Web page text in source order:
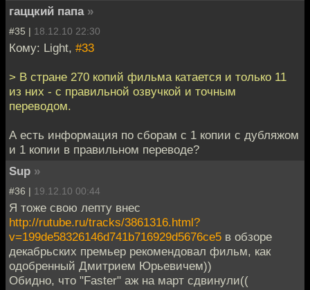
гаццкий папа »
#35 | 18.12.10 22:30
Кому: Light, #33
> В стране 270 копий фильма катается и только 11
из них - с правильной озвучкой и точным
переводом.
А есть информация по сборам с 1 копии с дубляжом
и 1 копии в правильном переводе?
Sup »
#36 | 19.12.10 00:44
Я тоже свою лепту внес
http://rutube.ru/tracks/3861316.html?
v=199de58326146d741b716929d5676ce5 в обзоре
декабрьских премьер рекомендовал фильм, как
одобренный Дмитрием Юрьевичем))
Обидно, что "Faster" аж на март сдвинули((